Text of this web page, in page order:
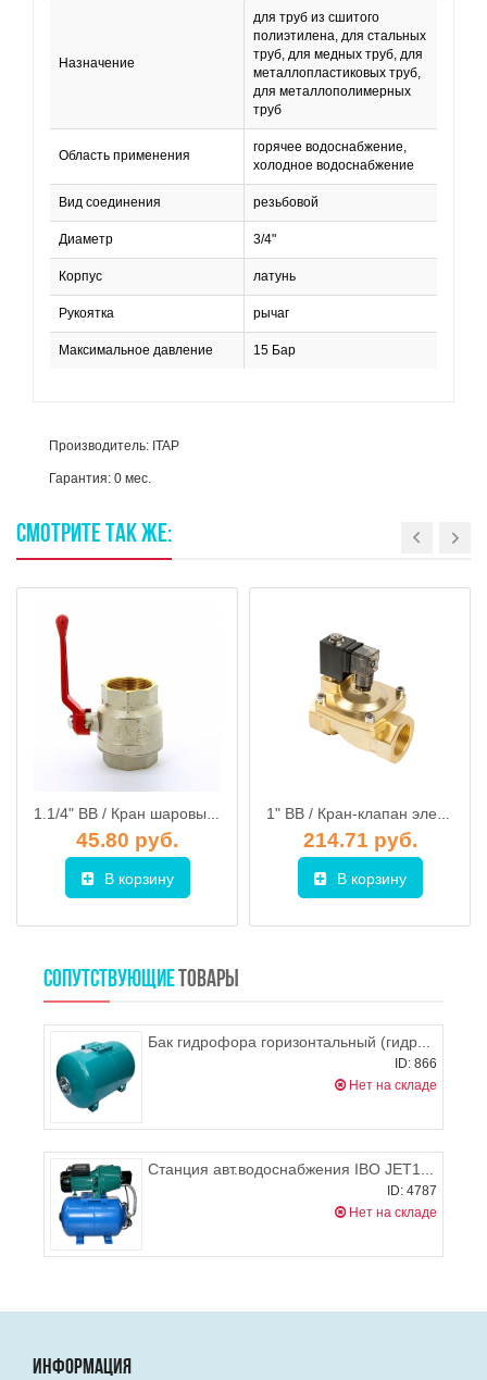
Назначение
для труб из сшитого
полиэтилена, для стальных
труб, для медных труб, для
металлопластиковых труб,
для металлополимерных
труб
Область применения
горячее водоснабжение,
холодное водоснабжение
Вид соединения резьбовой
Диаметр 3/4"
Корпус латунь
Рукоятка рычаг
Максимальное давление 15 Бар
Производитель: ITAP
Гарантия: 0 мес.
СМОТРИТЕ ТАКЖЕ:
1.1/4" ВВ / Кран шаровый ник. MISTRAL ручка рычаг, TIEMME
45.80 руб.
В корзину
1" ВВ / Кран-клапан электромагнитный BOX-25 1" нормально открытый, UNIPUMP
214.71 руб.
В корзину
СОПУТСТВУЮЩИЕ ТОВАРЫ
Бак гидрофора горизонтальный (гидроаккумулятор) на 80л Omnigena
ID: 866
Нет на складе
Станция авт.водоснабжения IBO JET100(a) TF с баком 24л
ID: 4787
Нет на складе
ИНФОРМАЦИЯ